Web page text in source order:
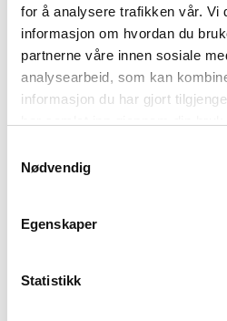
for å analysere trafikken vår. Vi
informasjon om hvordan du
partnerne våre innen sosiale
analysearbeid, som kan
informasjon du har gjort
Nødvendig
Egenskaper
Statistikk
Read